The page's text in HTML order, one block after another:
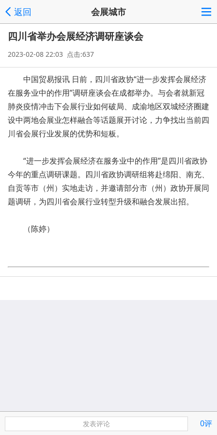
返回 会展城市
四川省举办会展经济调研座谈会
2023-02-08 22:03 点击:637
中国贸易报讯 日前，四川省政协“进一步发挥会展经济
在服务业中的作用”调研座谈会在成都举办。与会者就新冠
肺炎疫情冲击下会展行业如何破局、成渝地区双城经济圈建
设中两地会展业怎样融合等话题展开讨论，力争找出当前四
川省会展行业发展的优势和短板。
“进一步发挥会展经济在服务业中的作用”是四川省政协
今年的重点调研课题。四川省政协调研组将赴绵阳、南充、
自贡等市（州）实地走访，并邀请部分市（州）政协开展同
题调研，为四川省会展行业转型升级和融合发展出招。
（陈婷）
发表评论 0评